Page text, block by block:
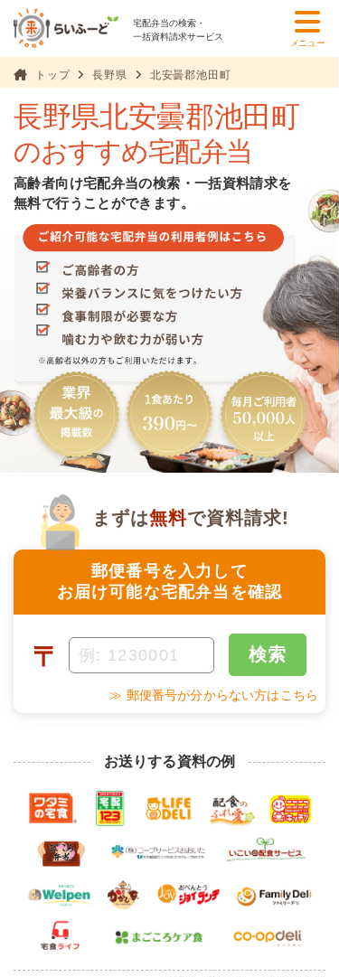
宅配弁当の検索・
一括資料請求サービス
メニュー
トップ 長野県 北安曇郡池田町
長野県北安曇郡池田町
のおすすめ宅配弁当
高齢者向け宅配弁当の検索・一括資料請求を
無料で行うことができます。
郵便番号を入力して
お届け可能な宅配弁当を確認
まずは無料で資料請求!
〒 検索
≫ 郵便番号が分からない方はこちら
お送りする資料の例